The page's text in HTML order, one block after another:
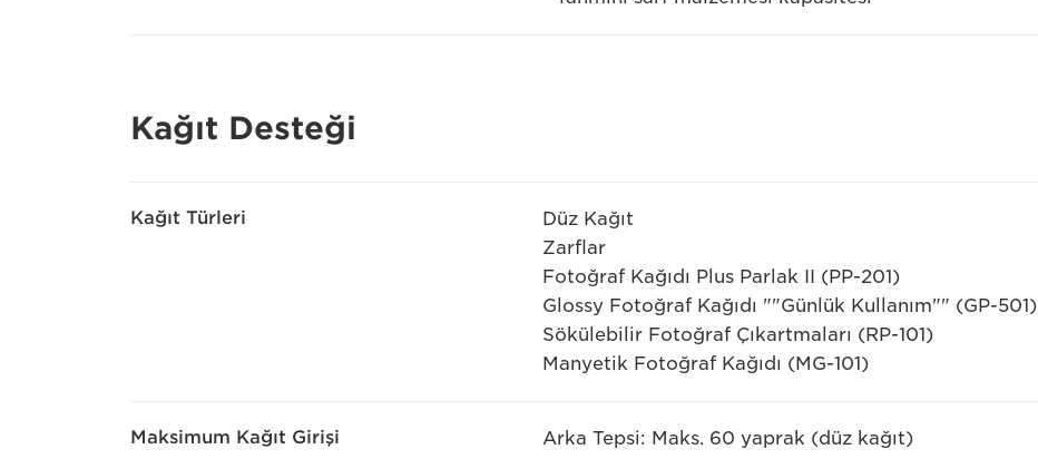
Kağıt Desteği
Kağıt Türleri
Düz Kağıt
Zarflar
Fotoğraf Kağıdı Plus Parlak II (PP-201)
Glossy Fotoğraf Kağıdı ""Günlük Kullanım"" (GP-501)
Sökülebilir Fotoğraf Çıkartmaları (RP-101)
Manyetik Fotoğraf Kağıdı (MG-101)
Maksimum Kağıt Girişi Arka Tepsi: Maks. 60 yaprak (düz kağıt)